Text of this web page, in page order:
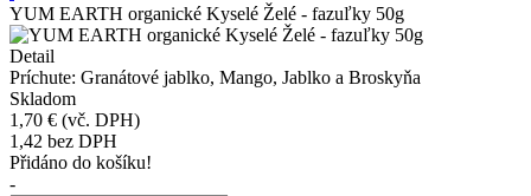
YUM EARTH organické Kyselé Želé - fazuľky 50g
Detail
Príchute: Granátové jablko, Mango, Jablko a Broskyňa
Skladom
1,70 € (vč. DPH)
1,42 bez DPH
Přidáno do košíku!
-